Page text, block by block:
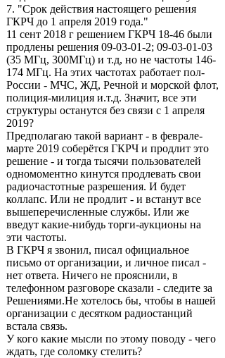
7. "Срок действия настоящего решения
ГКРЧ до 1 апреля 2019 года."
11 сент 2018 г решением ГКРЧ 18-46 были
продлены решения 09-03-01-2; 09-03-01-03
(35 МГц, 300МГц) и т.д, но не частоты 146-
174 МГц. На этих частотах работает пол-
России - МЧС, ЖД, Речной и морской флот,
полиция-милиция и.т.д. Значит, все эти
структуры останутся без связи с 1 апреля
2019?
Предполагаю такой вариант - в феврале-
марте 2019 соберётся ГКРЧ и продлит это
решение - и тогда тысячи пользователей
одномоментно кинутся продлевать свои
радиочастотные разрешения. И будет
коллапс. Или не продлит - и встанут все
вышеперечисленные службы. Или же
введут какие-нибудь торги-аукционы на
эти частоты.
В ГКРЧ я звонил, писал официальное
письмо от организации, и личное писал -
нет ответа. Ничего не прояснили, в
телефонном разговоре сказали - следите за
Решениями.Не хотелось бы, чтобы в нашей
организации с десятком радиостанций
встала связь.
У кого какие мысли по этому поводу - чего
ждать, где соломку стелить?